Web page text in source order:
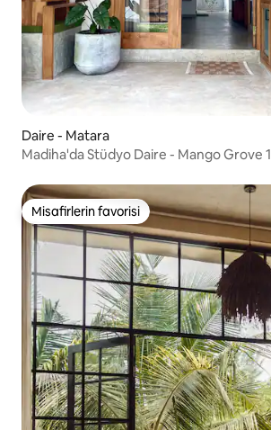
Daire - Matara
Madiha'da Stüdyo Daire - Mango Grove 1
Misafirlerin favorisi
Misafirlerin favorisi